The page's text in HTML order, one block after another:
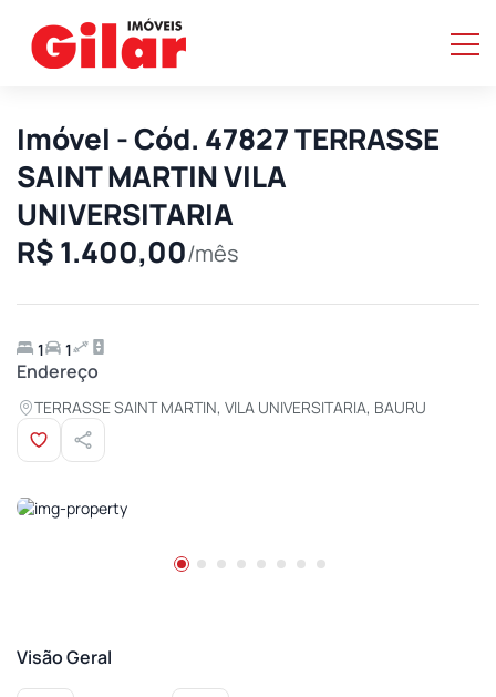
Imóvel - Cód. 47827 TERRASSE
SAINT MARTIN VILA
UNIVERSITARIA
R$ 1.400,00/mês
1 1
Endereço
TERRASSE SAINT MARTIN, VILA UNIVERSITARIA, BAURU
Visão Geral